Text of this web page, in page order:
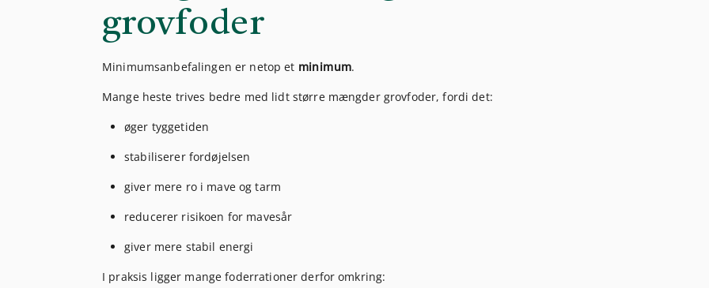
grovfoder
Minimumsanbefalingen er netop et minimum.
Mange heste trives bedre med lidt større mængder grovfoder, fordi det:
øger tyggetiden
stabiliserer fordøjelsen
giver mere ro i mave og tarm
reducerer risikoen for mavesår
giver mere stabil energi
I praksis ligger mange foderrationer derfor omkring: